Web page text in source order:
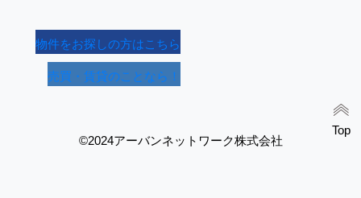
Top
物件をお探しの方はこちら
売買・賃貸のことなら！
©2024アーバンネットワーク株式会社